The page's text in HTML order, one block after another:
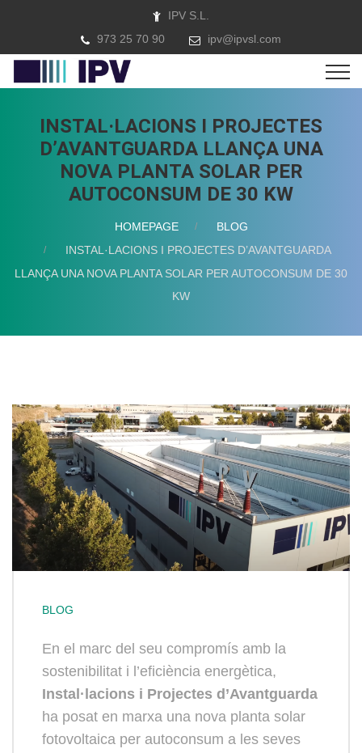
IPV S.L.
973 25 70 90
ipv@ipvsl.com
INSTAL·LACIONS I PROJECTES
D’AVANTGUARDA LLANÇA UNA
NOVA PLANTA SOLAR PER
AUTOCONSUM DE 30 KW
HOMEPAGE
BLOG
INSTAL·LACIONS I PROJECTES D’AVANTGUARDA
LLANÇA UNA NOVA PLANTA SOLAR PER AUTOCONSUM DE 30
KW
BLOG
En el marc del seu compromís amb la
sostenibilitat i l’eficiència energètica,
Instal·lacions i Projectes d’Avantguarda
ha posat en marxa una nova planta solar
fotovoltaica per autoconsum a les seves